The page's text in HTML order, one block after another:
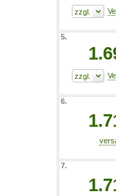
5.
6.
7.